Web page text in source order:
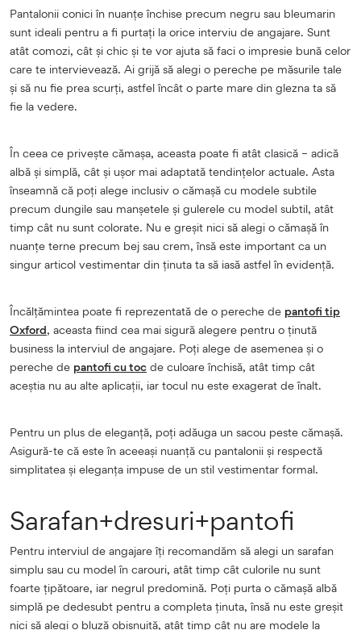
Pantalonii conici în nuanțe închise precum negru sau bleumarin
sunt ideali pentru a fi purtați la orice interviu de angajare. Sunt
atât comozi, cât și chic și te vor ajuta să faci o impresie bună celor
care te intervievează. Ai grijă să alegi o pereche pe măsurile tale
și să nu fie prea scurți, astfel încât o parte mare din glezna ta să
fie la vedere.
În ceea ce privește cămașa, aceasta poate fi atât clasică – adică
albă și simplă, cât și ușor mai adaptată tendințelor actuale. Asta
înseamnă că poți alege inclusiv o cămașă cu modele subtile
precum dungile sau manșetele și gulerele cu model subtil, atât
timp cât nu sunt colorate. Nu e greșit nici să alegi o cămașă în
nuanțe terne precum bej sau crem, însă este important ca un
singur articol vestimentar din ținuta ta să iasă astfel în evidență.
Încălțămintea poate fi reprezentată de o pereche de pantofi tip
Oxford, aceasta fiind cea mai sigură alegere pentru o ținută
business la interviul de angajare. Poți alege de asemenea și o
pereche de pantofi cu toc de culoare închisă, atât timp cât
aceștia nu au alte aplicații, iar tocul nu este exagerat de înalt.
Pentru un plus de eleganță, poți adăuga un sacou peste cămașă.
Asigură-te că este în aceeași nuanță cu pantalonii și respectă
simplitatea și eleganța impuse de un stil vestimentar formal.
Sarafan+dresuri+pantofi
Pentru interviul de angajare îți recomandăm să alegi un sarafan
simplu sau cu model în carouri, atât timp cât culorile nu sunt
foarte țipătoare, iar negrul predomină. Poți purta o cămașă albă
simplă pe dedesubt pentru a completa ținuta, însă nu este greșit
nici să alegi o bluză obișnuită, atât timp cât nu are modele la